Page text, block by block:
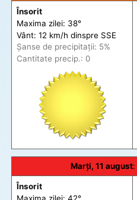
Însorit
Maxima zilei: 38°
Vânt: 12 km/h dinspre SSE
Șanse de precipitații: 5%
Cantitate precip.: 0
Marți, 11 august:
Însorit
Maxima zilei: 42°